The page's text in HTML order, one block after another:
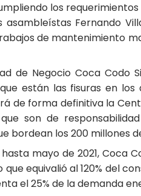
los
Fernando
de mantenimiento
de Negocio Coca
están las fisuras en
de forma definitiva la
son de
bordean los 200 millones
mayo de 2021, Coca
que equivalió al 120% del
el 25% de la demanda